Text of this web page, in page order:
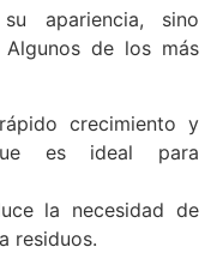
apariencia, sino
de los más
crecimiento y
es ideal para
la necesidad de
residuos.